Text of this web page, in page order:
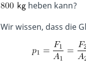
heben kann?
Wir wissen, dass die